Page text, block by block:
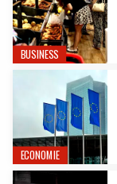
BUSINESS
ECONOMIE